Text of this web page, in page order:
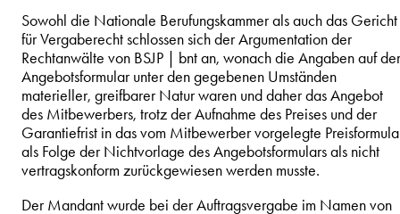
Sowohl die Nationale Berufungskammer als auch das Gericht
für Vergaberecht schlossen sich der Argumentation der
Rechtanwälte von BSJP | bnt an, wonach die Angaben auf
Angebotsformular unter den gegebenen Umständen
materieller, greifbarer Natur waren und daher das Angebot
des Mitbewerbers, trotz der Aufnahme des Preises und der
Garantiefrist in das vom Mitbewerber vorgelegte
als Folge der Nichtvorlage des Angebotsformulars als nicht
vertragskonform zurückgewiesen werden musste.
Der Mandant wurde bei der Auftragsvergabe im Namen von